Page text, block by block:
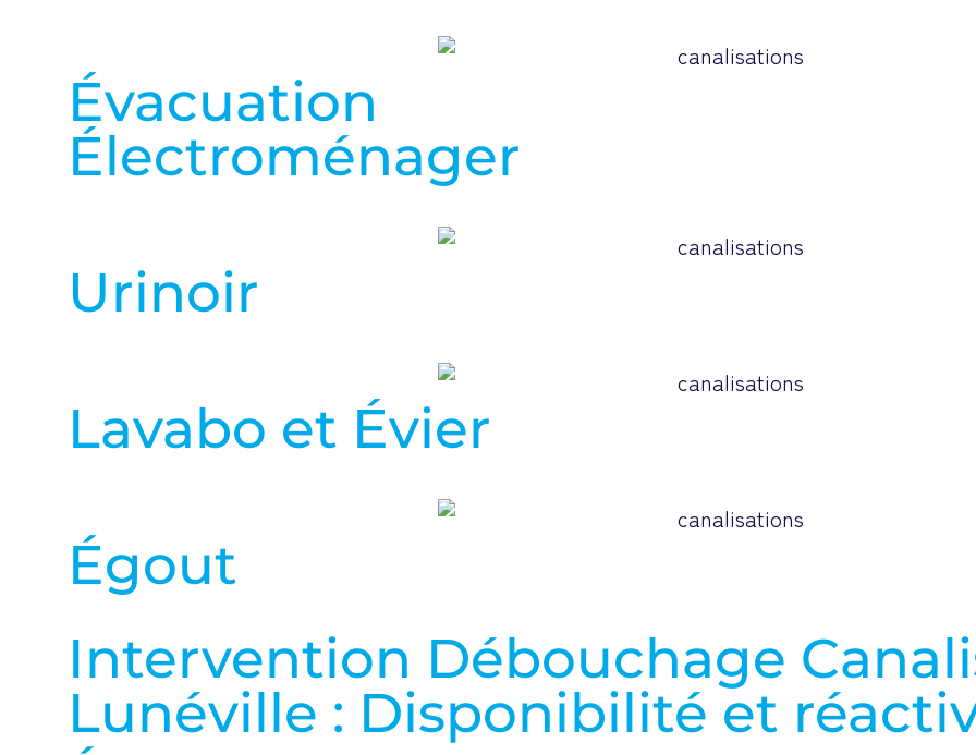
Évacuation
Électroménager
Urinoir
Lavabo et Évier
Égout
Intervention Débouchage
Lunéville : Disponibilité et